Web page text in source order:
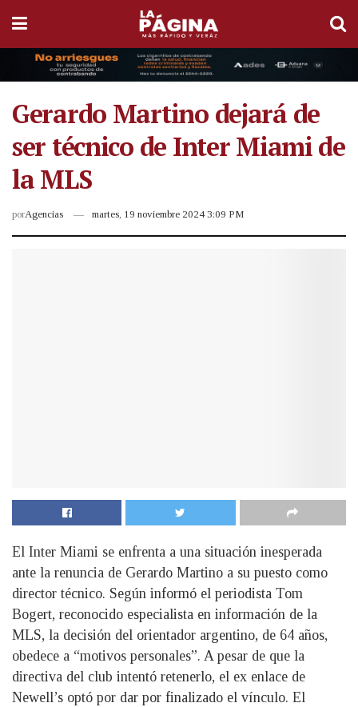
Gerardo Martino dejará de
ser técnico de Inter Miami de
la MLS
porAgencias martes, 19 noviembre 2024 3:09 PM
El Inter Miami se enfrenta a una situación inesperada
ante la renuncia de Gerardo Martino a su puesto como
director técnico. Según informó el periodista Tom
Bogert, reconocido especialista en información de la
MLS, la decisión del orientador argentino, de 64 años,
obedece a “motivos personales”. A pesar de que la
directiva del club intentó retenerlo, el ex enlace de
Newell’s optó por dar por finalizado el vínculo. El